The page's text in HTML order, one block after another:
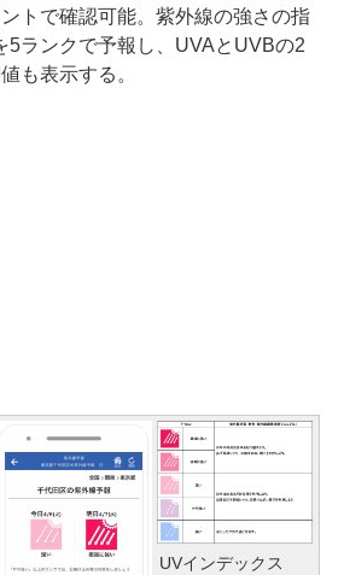
トで確認可能。紫外線の強さの指
5ランクで予報し、UVAとUVBの2
も表示する。
UVインデックス